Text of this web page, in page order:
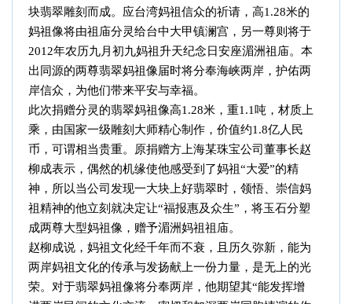
块翡翠雕刻而成。应台湾妈祖信众的祈请，高1.28米的
妈祖像将由祖庙分灵给台中大甲镇澜宫，另一尊则将于
2012年农历九月初九妈祖升天纪念日安座湄洲祖庙。本
出同源的两尊翡翠妈祖像届时将分奉海峡两岸，护佑两
岸信众，为他们带来平安与幸福。
此次捐赠分灵的翡翠妈祖像高1.28米，重1.1吨，材质上
乘，由国家一级雕刻大师精心制作，价值约1.8亿人民
币，可谓相当贵重。原捐赠方上海某珠宝公司董事长赵
柳成表示，偶然的机缘使他感受到了妈祖“大爱”的精
神，所以当公司发现一大块上好翡翠时，领悟、崇信妈
祖精神的他立刻就决定让“福报惠及众生”，将玉石分塑
成两尊大型妈祖像，赠予湄洲妈祖祖庙。
赵柳成说，妈祖文化经千年而不衰，且历久弥新，能为
两岸妈祖文化的传承与发扬献上一份力量，是无上的光
荣。对于翡翠妈祖像将分奉两岸，他期望其“能发挥增